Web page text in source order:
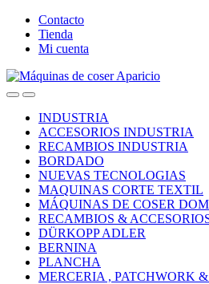
Skip
navigation
Skip
content
Contacto
Tienda
Mi cuenta
OpenClose
INDUSTRIA
ACCESORIOS INDUSTRIA
RECAMBIOS INDUSTRIA
BORDADO
NUEVAS TECNOLOGIAS
MAQUINAS CORTE TEXTIL
MÁQUINAS DE COSER
RECAMBIOS &
DÜRKOPP ADLER
BERNINA
PLANCHA
MERCERIA , PATCHWORK